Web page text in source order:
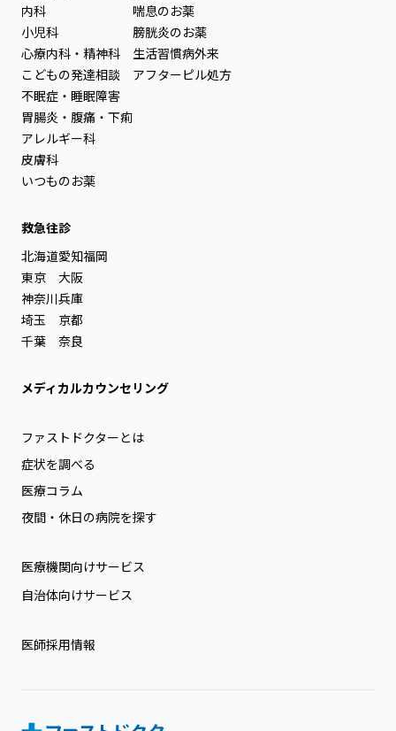
内科
小児科
心療内科・精神科
こどもの発達相談
不眠症・睡眠障害
胃腸炎・腹痛・下痢
アレルギー科
皮膚科
いつものお薬
喘息のお薬
膀胱炎のお薬
生活習慣病外来
アフターピル処方
救急往診
北海道
東京
神奈川
埼玉
千葉
愛知
大阪
兵庫
京都
奈良
福岡
メディカルカウンセリング
ファストドクターとは
症状を調べる
医療コラム
夜間・休日の病院を探す
医療機関向けサービス
自治体向けサービス
医師採用情報